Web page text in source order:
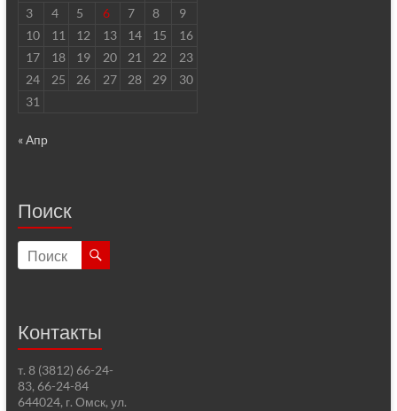
3
4 5 6 7 8
9
10
11 12 13 14 15
16
17
18 19 20 21 22
23
24
25 26 27 28 29
30
31
« Апр
Поиск
Контакты
т. 8 (3812) 66-24-
83, 66-24-84
644024, г. Омск, ул.